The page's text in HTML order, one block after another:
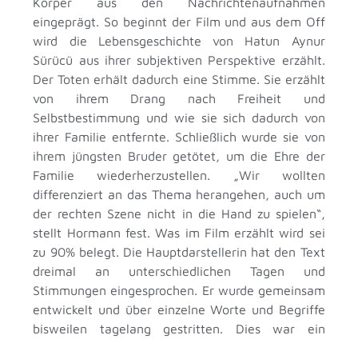
eingeprägt. So beginnt der Film und aus dem Off
wird die Lebensgeschichte von Hatun Aynur
Sürücü aus ihrer subjektiven Perspektive erzählt.
Der Toten erhält dadurch eine Stimme. Sie erzählt
von ihrem Drang nach Freiheit und
Selbstbestimmung und wie sie sich dadurch von
ihrer Familie entfernte. Schließlich wurde sie von
ihrem jüngsten Bruder getötet, um die Ehre der
Familie wiederherzustellen. „Wir wollten
differenziert an das Thema herangehen, auch um
der rechten Szene nicht in die Hand zu spielen“,
stellt Hormann fest. Was im Film erzählt wird sei
zu 90% belegt. Die Hauptdarstellerin hat den Text
dreimal an unterschiedlichen Tagen und
Stimmungen eingesprochen. Er wurde gemeinsam
entwickelt und über einzelne Worte und Begriffe
bisweilen tagelang gestritten. Dies war ein